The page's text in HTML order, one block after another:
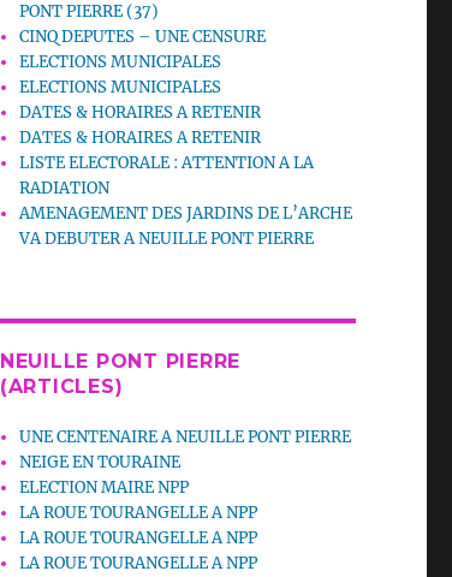
PONT PIERRE (37)
CINQ DEPUTES – UNE CENSURE
ELECTIONS MUNICIPALES
ELECTIONS MUNICIPALES
DATES & HORAIRES A RETENIR
DATES & HORAIRES A RETENIR
LISTE ELECTORALE : ATTENTION A LA
RADIATION
AMENAGEMENT DES JARDINS DE L’ARCHE
VA DEBUTER A NEUILLE PONT PIERRE
NEUILLE PONT PIERRE
(ARTICLES)
UNE CENTENAIRE A NEUILLE PONT PIERRE
NEIGE EN TOURAINE
ELECTION MAIRE NPP
LA ROUE TOURANGELLE A NPP
LA ROUE TOURANGELLE A NPP
LA ROUE TOURANGELLE A NPP